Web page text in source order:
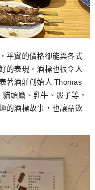
平實的價格卻能與各式
的表現。酒標也很令人
著酒莊創始人 Thomas
頭鷹、乳牛、骰子等，
的酒標故事，也讓品飲